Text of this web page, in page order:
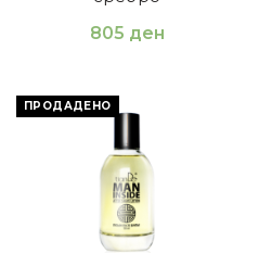
805 ден
ПРОДАДЕНО